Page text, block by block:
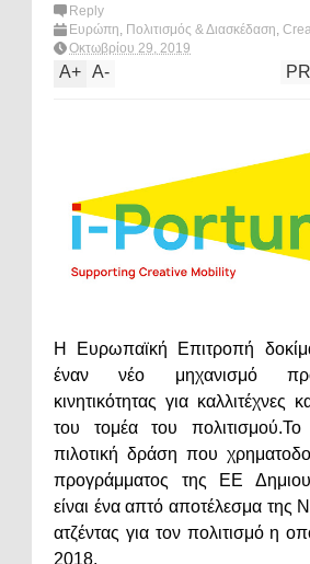
Reply
Ευρώπη, Πολιτισμός & Διασκέδαση,
Portunus,What's hot?
Οκτωβρίου 29, 2019
A+ A-
Η Ευρωπαϊκή Επιτροπή
έναν νέο μηχανισμό
κινητικότητας για καλλιτέχνες
του τομέα του
πιλοτική δράση που
προγράμματος της ΕΕ
είναι ένα απτό αποτέλεσμα της
ατζέντας για τον πολιτισμό η
2018.